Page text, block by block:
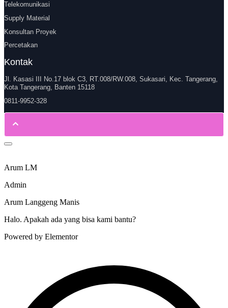
Telekomunikasi
Supply Material
Konsultan Proyek
Percetakan
Kontak
Jl. Kasasi III No.17 blok C3, RT.008/RW.008, Sukasari, Kec. Tangerang,
Kota Tangerang, Banten 15118
0811-9952-328
Arum LM
Admin
Arum Langgeng Manis
Halo. Apakah ada yang bisa kami bantu?
Powered by Elementor